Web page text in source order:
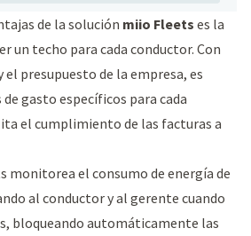
de la solución miio Fleets es la
un techo para cada conductor. Con
el presupuesto de la empresa, es
gasto específicos para cada
el cumplimiento de las facturas a
monitorea el consumo de energía de
al conductor y al gerente cuando
bloqueando automáticamente las